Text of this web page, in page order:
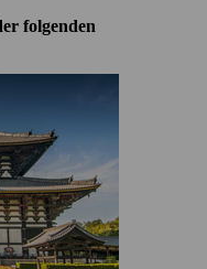
folgenden